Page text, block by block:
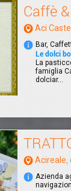
Caffè
Aci
Bar,
Le dolci
La
famiglia
dolciar...
Acireale,
Azienda